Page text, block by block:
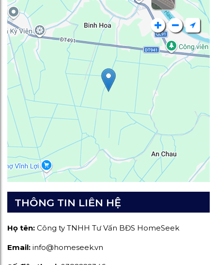
THÔNG TIN LIÊN HỆ
Họ tên: Công ty TNHH Tư Vấn BĐS HomeSeek
Email: info@homeseek.vn